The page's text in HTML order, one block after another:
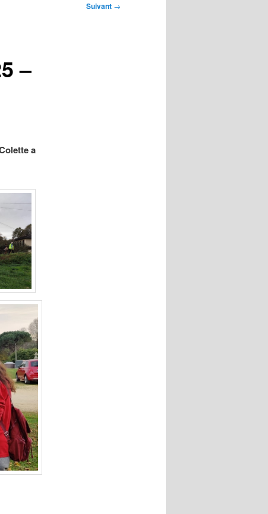
Suivant →
–
a